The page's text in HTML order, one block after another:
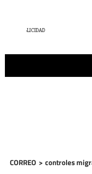
CORREO > controles